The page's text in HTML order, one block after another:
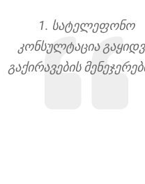
1. სატელეფონო
კონსულტაცია
გაქირავების